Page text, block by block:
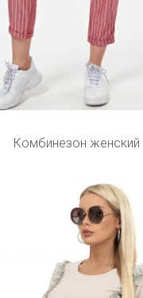
Комбинезон женский